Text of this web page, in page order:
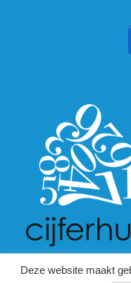
Deze website maakt